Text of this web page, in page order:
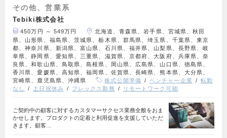
その他、営業系
Tebiki株式会社
450万円 ～ 549万円
北海道、青森県、岩手県、宮城県、秋田
県、山形県、福島県、茨城県、栃木県、群馬県、埼玉県、千葉県、東京
都、神奈川県、新潟県、富山県、石川県、福井県、山梨県、長野県、岐
阜県、静岡県、愛知県、三重県、滋賀県、京都府、大阪府、兵庫県、奈
良県、和歌山県、鳥取県、島根県、岡山県、広島県、山口県、徳島県、
香川県、愛媛県、高知県、福岡県、佐賀県、長崎県、熊本県、大分県、
宮崎県、鹿児島県、沖縄県
株式公開準備 ベンチャー企業
転勤
なし
土日祝休み フレックス勤務 リモートワーク可能
ご契約中の顧客に対するカスタマーサクセス業務全般をおま
かせします。プロダクトの定着と利用促進を支援していただ
きます。顧客…